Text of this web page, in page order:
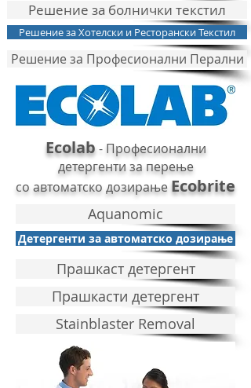
Решение за болнички текстил
Решение за Хотелски и Ресторански Текстил
Решение за Професионални Перални
Ecolab- Професионални
детергенти за перење
со автоматско дозирањеEcobrite
Aquanomic
Детергенти за автоматско дозирање
Прашкаст детергент
Прашкасти детергент
Stainblaster Removal